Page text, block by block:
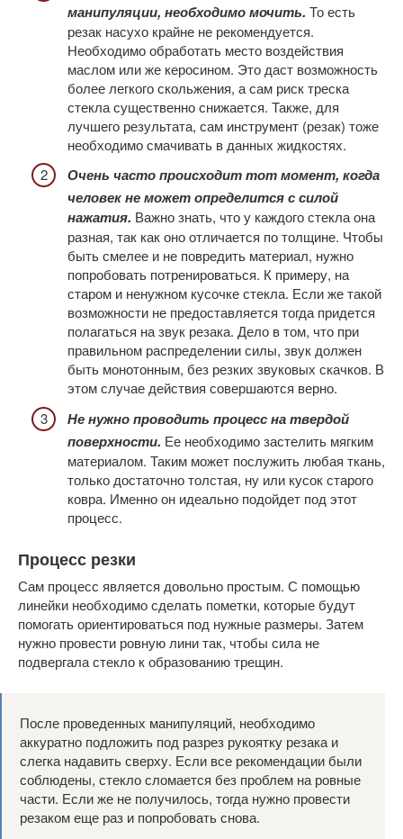
манипуляции, необходимо мочить. То есть
резак насухо крайне не рекомендуется.
Необходимо обработать место воздействия
маслом или же керосином. Это даст возможность
более легкого скольжения, а сам риск треска
стекла существенно снижается. Также, для
лучшего результата, сам инструмент (резак) тоже
необходимо смачивать в данных жидкостях.
Очень часто происходит тот момент, когда
человек не может определится с силой
нажатия. Важно знать, что у каждого стекла она
разная, так как оно отличается по толщине. Чтобы
быть смелее и не повредить материал, нужно
попробовать потренироваться. К примеру, на
старом и ненужном кусочке стекла. Если же такой
возможности не предоставляется тогда придется
полагаться на звук резака. Дело в том, что при
правильном распределении силы, звук должен
быть монотонным, без резких звуковых скачков. В
этом случае действия совершаются верно.
Не нужно проводить процесс на твердой
поверхности. Ее необходимо застелить мягким
материалом. Таким может послужить любая ткань,
только достаточно толстая, ну или кусок старого
ковра. Именно он идеально подойдет под этот
процесс.
Процесс резки
Сам процесс является довольно простым. С помощью
линейки необходимо сделать пометки, которые будут
помогать ориентироваться под нужные размеры. Затем
нужно провести ровную лини так, чтобы сила не
подвергала стекло к образованию трещин.
После проведенных манипуляций, необходимо
аккуратно подложить под разрез рукоятку резака и
слегка надавить сверху. Если все рекомендации были
соблюдены, стекло сломается без проблем на ровные
части. Если же не получилось, тогда нужно провести
резаком еще раз и попробовать снова.